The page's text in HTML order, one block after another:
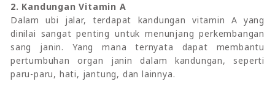
2. Kandungan Vitamin A
Dalam ubi jalar, terdapat kandungan vitamin A yang
dinilai sangat penting untuk menunjang perkembangan
sang janin. Yang mana ternyata dapat membantu
pertumbuhan organ janin dalam kandungan, seperti
paru-paru, hati, jantung, dan lainnya.